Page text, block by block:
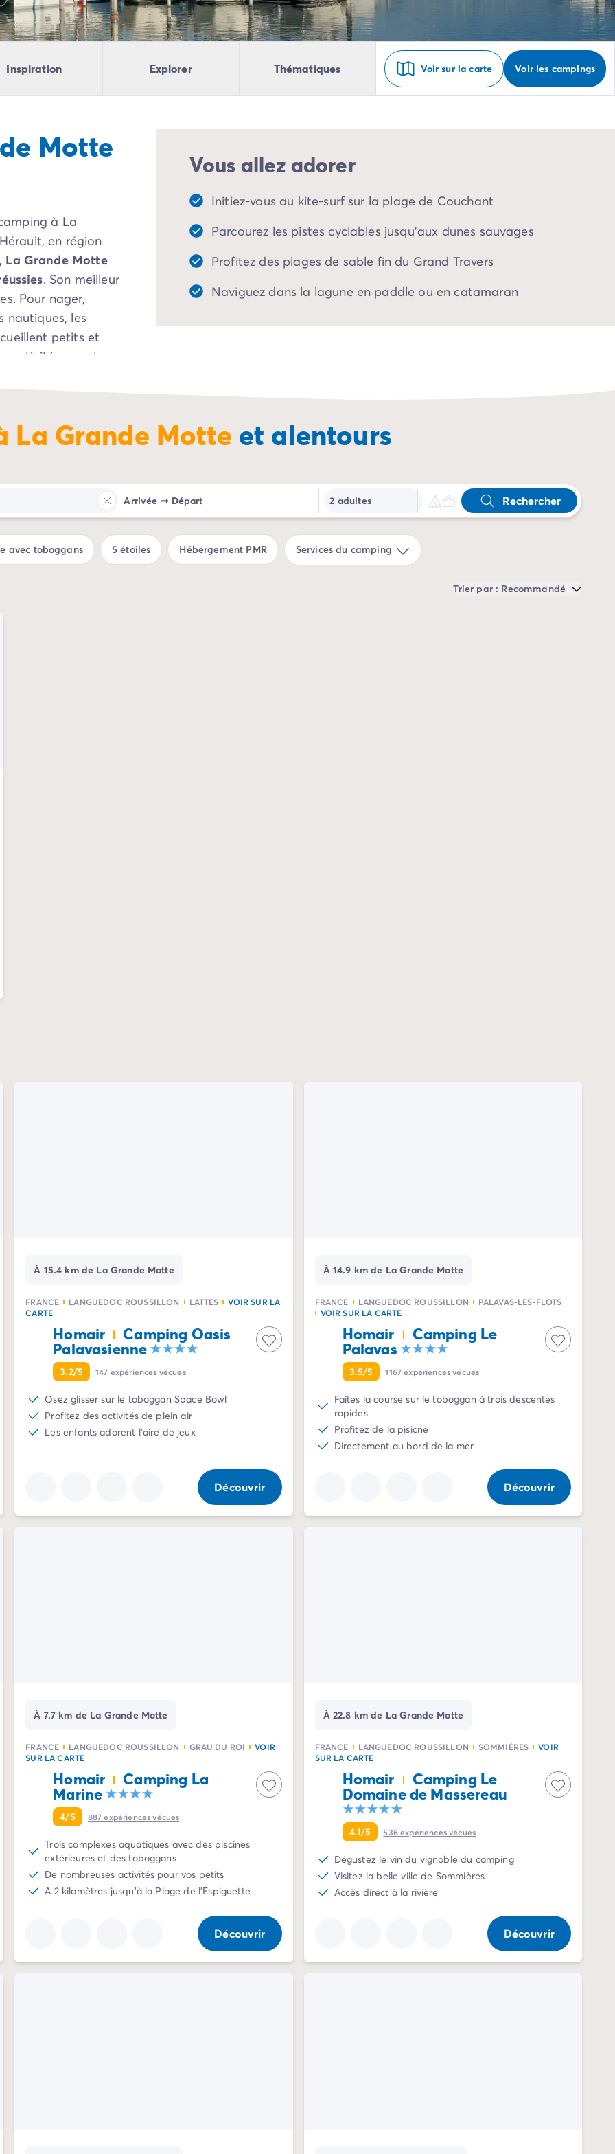
Inspiration Explorer Thématiques Voir sur la carte Voir les campings
Motte
à La
en région
La Grande Motte
. Son meilleur
Pour nager,
nautiques, les
petits et
activités y sont
de
les stations
, La Grande Motte
lors de
Vous allez adorer
Initiez-vous au kite-surf sur la plage de Couchant
Parcourez les pistes cyclables jusqu’aux dunes sauvages
Profitez des plages de sable fin du Grand Travers
Naviguez dans la lagune en paddle ou en catamaran
La Grande Motte et alentours
Arrivée ➞ Départ 2 adultes Rechercher
avec toboggans 5 étoiles Hébergement PMR Services du camping
Trier par : Recommandé
À 15.4 km de La Grande Motte
FRANCE LANGUEDOC ROUSSILLON LATTES
VOIR SUR LA
CARTE
Homair Camping Oasis
Palavasienne
3.2/5 147 expériences vécues
Osez glisser sur le toboggan Space Bowl
Profitez des activités de plein air
Les enfants adorent l'aire de jeux
Découvrir
À 14.9 km de La Grande Motte
FRANCE LANGUEDOC ROUSSILLON
PALAVAS-LES-FLOTS
VOIR SUR LA CARTE
Homair Camping Le
Palavas
3.5/5 1167expériences vécues
Faites la course sur le toboggan à trois descentes
rapides
Profitez de la pisicne
Directement au bord de la mer
Découvrir
À 7.7 km de La Grande Motte
FRANCE LANGUEDOC ROUSSILLON GRAU DU ROI
VOIR
SUR LA CARTE
Homair Camping La
Marine
4/5 887expériences vécues
Trois complexes aquatiques avec des piscines
extérieures et des toboggans
De nombreuses activités pour vos petits
A 2 kilomètres jusqu'à la Plage de l'Espiguette
Découvrir
À 22.8 km de La Grande Motte
FRANCE LANGUEDOC ROUSSILLON SOMMIÈRES
VOIR
SUR LA CARTE
Homair Camping Le
Domaine de Massereau
4.1/5 536expériences vécues
Dégustez le vin du vignoble du camping
Visitez la belle ville de Sommières
Accès direct à la rivière
Découvrir